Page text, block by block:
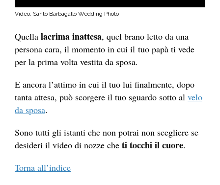
Video: Santo Barbagallo Wedding Photo
Quella lacrima inattesa, quel brano letto da una
persona cara, il momento in cui il tuo papà ti vede
per la prima volta vestita da sposa.
E ancora l’attimo in cui il tuo lui finalmente, dopo
tanta attesa, può scorgere il tuo sguardo sotto al velo
da sposa.
Sono tutti gli istanti che non potrai non scegliere se
desideri il video di nozze che ti tocchi il cuore.
Torna all’indice